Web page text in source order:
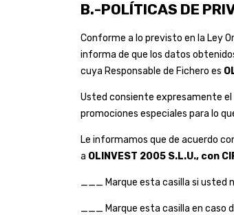
B.-POLÍTICAS DE
Conforme a lo previsto en la Ley
informa de que los datos
cuya Responsable de Fichero es
Usted consiente expresamente
promociones especiales para lo
Le informamos que de acuerdo
a OLINVEST 2005 S.L.U., con
___ Marque esta casilla si usted
___ Marque esta casilla en caso